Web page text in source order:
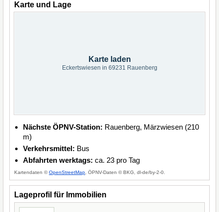
Karte und Lage
Karte laden
Eckertswiesen in 69231 Rauenberg
Nächste ÖPNV-Station: Rauenberg, Märzwiesen (210
m)
Verkehrsmittel: Bus
Abfahrten werktags: ca. 23 pro Tag
Kartendaten ©OpenStreetMap , ÖPNV-Daten © BKG, dl-de/by-2-0.
Lageprofil für Immobilien